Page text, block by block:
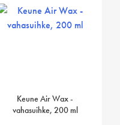
Keune Air Wax -
vahasuihke, 200 ml